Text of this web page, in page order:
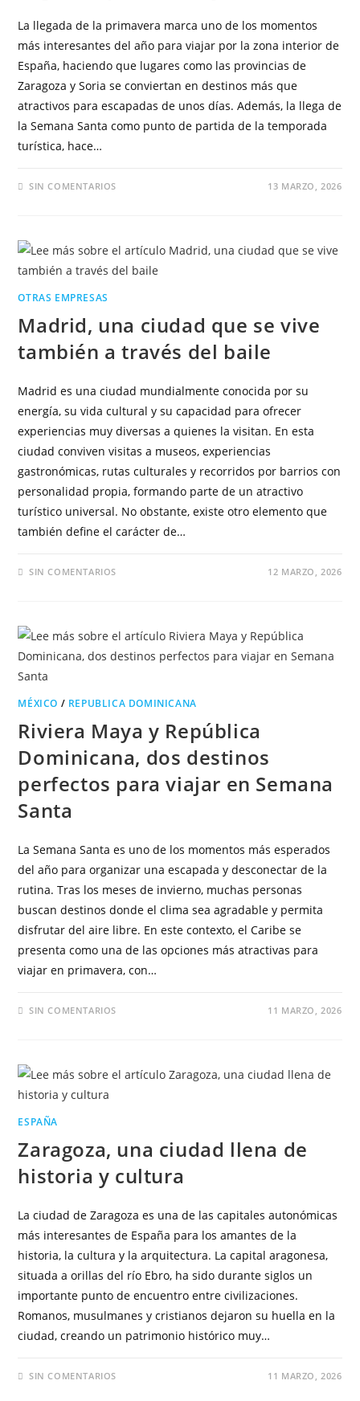
La llegada de la primavera marca uno de los momentos
más interesantes del año para viajar por la zona interior de
España, haciendo que lugares como las provincias de
Zaragoza y Soria se conviertan en destinos más que
atractivos para escapadas de unos días. Además, la llega de
la Semana Santa como punto de partida de la temporada
turística, hace…
SIN COMENTARIOS 13 MARZO, 2026
OTRAS EMPRESAS
Madrid, una ciudad que se vive
también a través del baile
Madrid es una ciudad mundialmente conocida por su
energía, su vida cultural y su capacidad para ofrecer
experiencias muy diversas a quienes la visitan. En esta
ciudad conviven visitas a museos, experiencias
gastronómicas, rutas culturales y recorridos por barrios con
personalidad propia, formando parte de un atractivo
turístico universal. No obstante, existe otro elemento que
también define el carácter de…
SIN COMENTARIOS 12 MARZO, 2026
MÉXICO / REPUBLICA DOMINICANA
Riviera Maya y República
Dominicana, dos destinos
perfectos para viajar en Semana
Santa
La Semana Santa es uno de los momentos más esperados
del año para organizar una escapada y desconectar de la
rutina. Tras los meses de invierno, muchas personas
buscan destinos donde el clima sea agradable y permita
disfrutar del aire libre. En este contexto, el Caribe se
presenta como una de las opciones más atractivas para
viajar en primavera, con…
SIN COMENTARIOS 11 MARZO, 2026
ESPAÑA
Zaragoza, una ciudad llena de
historia y cultura
La ciudad de Zaragoza es una de las capitales autonómicas
más interesantes de España para los amantes de la
historia, la cultura y la arquitectura. La capital aragonesa,
situada a orillas del río Ebro, ha sido durante siglos un
importante punto de encuentro entre civilizaciones.
Romanos, musulmanes y cristianos dejaron su huella en la
ciudad, creando un patrimonio histórico muy…
SIN COMENTARIOS 11 MARZO, 2026